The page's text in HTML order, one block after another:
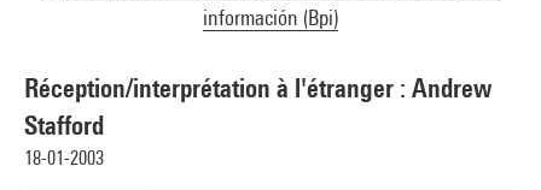
información (Bpi)
Réception/interprétation à l'étranger : Andrew
Stafford
18-01-2003